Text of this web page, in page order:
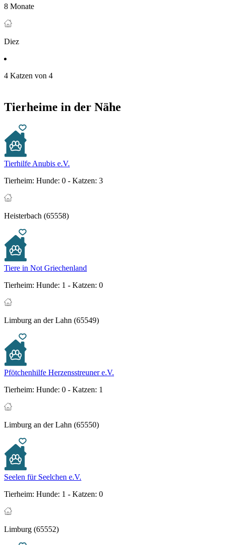
8 Monate
Diez
4 Katzen von 4
Tierheime in der Nähe
Tierhilfe Anubis e.V.
Tierheim: Hunde: 0 - Katzen: 3
Heisterbach (65558)
Tiere in Not Griechenland
Tierheim: Hunde: 1 - Katzen: 0
Limburg an der Lahn (65549)
Pfötchenhilfe Herzensstreuner e.V.
Tierheim: Hunde: 0 - Katzen: 1
Limburg an der Lahn (65550)
Seelen für Seelchen e.V.
Tierheim: Hunde: 1 - Katzen: 0
Limburg (65552)